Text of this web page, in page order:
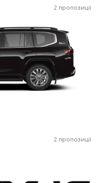
2 пропозиціi
2 пропозиціi